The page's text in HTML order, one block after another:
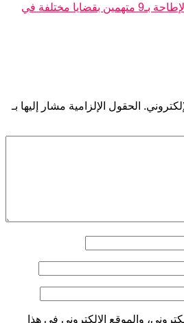
بينهم “قاتل هارب”.. الإطاحة بـ9 متهمين بقضايا مختلفة في
الحقول الإلزامية مشار إليها بـ
والموقع الإلكتروني في هذا